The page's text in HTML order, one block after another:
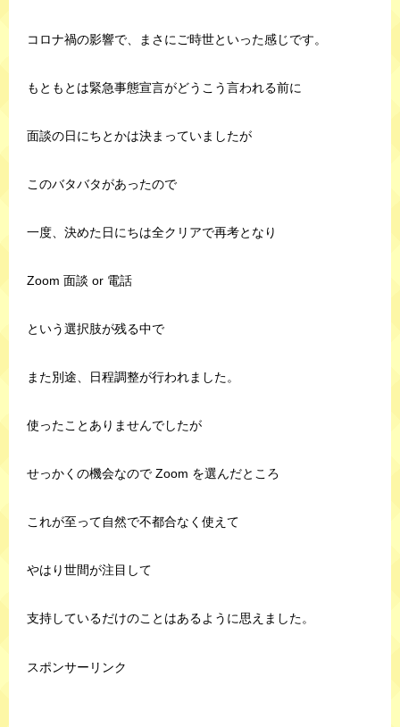
コロナ禍の影響で、まさにご時世といった感じです。
もともとは緊急事態宣言がどうこう言われる前に
面談の日にちとかは決まっていましたが
このバタバタがあったので
一度、決めた日にちは全クリアで再考となり
Zoom 面談 or 電話
という選択肢が残る中で
また別途、日程調整が行われました。
使ったことありませんでしたが
せっかくの機会なので Zoom を選んだところ
これが至って自然で不都合なく使えて
やはり世間が注目して
支持しているだけのことはあるように思えました。
スポンサーリンク